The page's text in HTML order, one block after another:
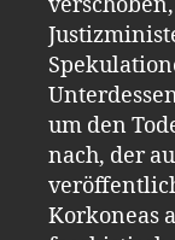
um den
nach, der
Korkoneas